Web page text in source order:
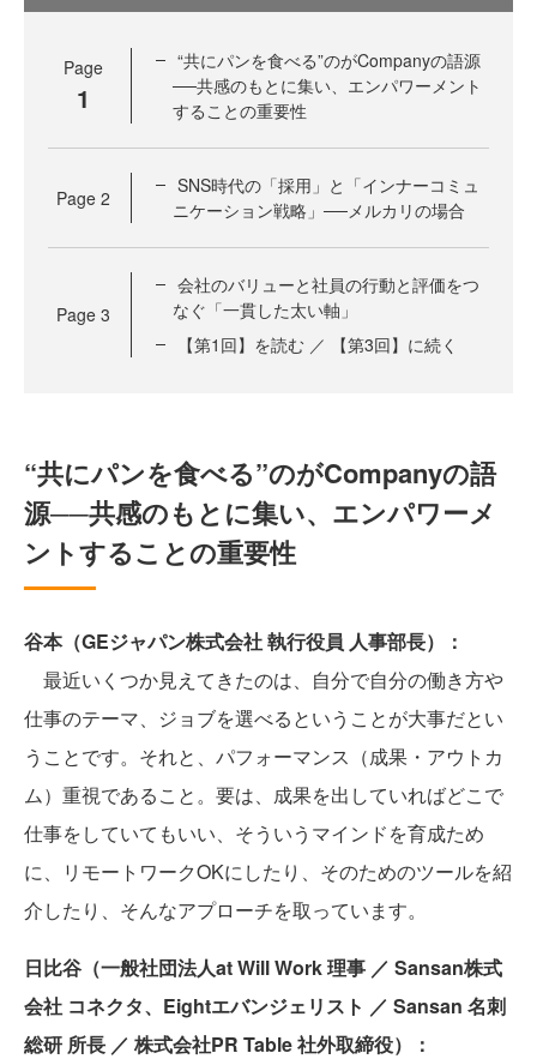
Page
1
“共にパンを食べる”のがCompanyの語源
──共感のもとに集い、エンパワーメント
することの重要性
Page 2
SNS時代の「採用」と「インナーコミュ
ニケーション戦略」──メルカリの場合
Page 3
会社のバリューと社員の行動と評価をつ
なぐ「一貫した太い軸」
【第1回】を読む ／ 【第3回】に続く
“共にパンを食べる”のがCompanyの語
源──共感のもとに集い、エンパワーメ
ントすることの重要性
谷本（GEジャパン株式会社 執行役員 人事部長）：
最近いくつか見えてきたのは、自分で自分の働き方や
仕事のテーマ、ジョブを選べるということが大事だとい
うことです。それと、パフォーマンス（成果・アウトカ
ム）重視であること。要は、成果を出していればどこで
仕事をしていてもいい、そういうマインドを育成ため
に、リモートワークOKにしたり、そのためのツールを紹
介したり、そんなアプローチを取っています。
日比谷（一般社団法人at Will Work 理事 ／ Sansan株式
会社 コネクタ、Eightエバンジェリスト ／ Sansan 名刺
総研 所長 ／ 株式会社PR Table 社外取締役）：